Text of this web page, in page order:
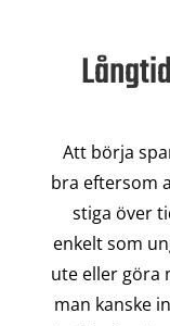
Att börja
bra eftersom
stiga över
enkelt som
ute eller göra
man kanske